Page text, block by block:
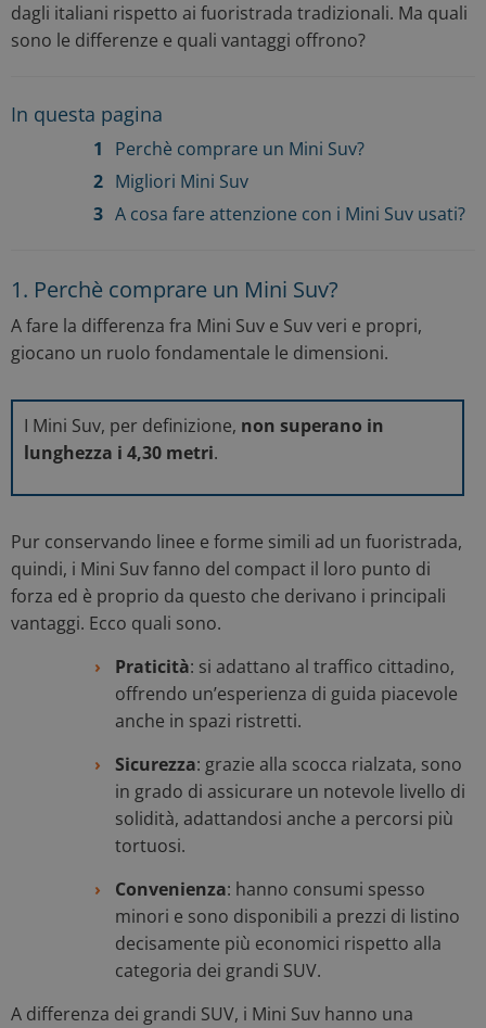
dagli italiani rispetto ai fuoristrada tradizionali. Ma quali
sono le differenze e quali vantaggi offrono?
In questa pagina
Perchè comprare un Mini Suv?
Migliori Mini Suv
A cosa fare attenzione con i Mini Suv usati?
1. Perchè comprare un Mini Suv?
A fare la differenza fra Mini Suv e Suv veri e propri,
giocano un ruolo fondamentale le dimensioni.
I Mini Suv, per definizione, non superano in
lunghezza i 4,30 metri.
Pur conservando linee e forme simili ad un fuoristrada,
quindi, i Mini Suv fanno del compact il loro punto di
forza ed è proprio da questo che derivano i principali
vantaggi. Ecco quali sono.
Praticità: si adattano al traffico cittadino,
offrendo un’esperienza di guida piacevole
anche in spazi ristretti.
Sicurezza: grazie alla scocca rialzata, sono
in grado di assicurare un notevole livello di
solidità, adattandosi anche a percorsi più
tortuosi.
Convenienza: hanno consumi spesso
minori e sono disponibili a prezzi di listino
decisamente più economici rispetto alla
categoria dei grandi SUV.
A differenza dei grandi SUV, i Mini Suv hanno una